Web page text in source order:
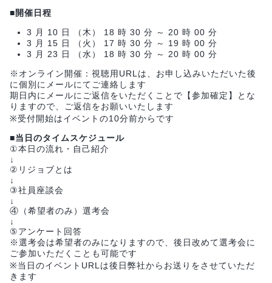
■開催日程
3 月 10 日 （木） 18 時 30 分 ～ 20 時 00 分
3 月 15 日 （火） 17 時 30 分 ～ 19 時 00 分
3 月 23 日 （水） 18 時 30 分 ～ 20 時 00 分
※オンライン開催：視聴用URLは、お申し込みいただいた後
に個別にメールにてご連絡します
期日内にメールにご返信をいただくことで【参加確定】とな
りますので、ご返信をお願いいたします
※受付開始はイベントの10分前からです
■当日のタイムスケジュール
①本日の流れ・自己紹介
↓
②リジョブとは
↓
③社員座談会
↓
④（希望者のみ）選考会
↓
⑤アンケート回答
※選考会は希望者のみになりますので、後日改めて選考会に
ご参加いただくことも可能です
※当日のイベントURLは後日弊社からお送りをさせていただ
きます